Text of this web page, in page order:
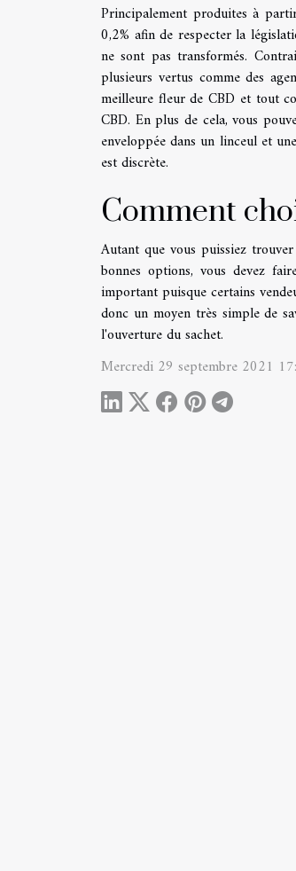
Principalement produites à
0,2% afin de respecter la
ne sont pas transformés.
plusieurs vertus comme des
meilleure fleur de CBD et tout
CBD. En plus de cela, vous
enveloppée dans un linceul et
est discrète.
Comment
Autant que vous puissiez
bonnes options, vous devez
important puisque certains
donc un moyen très simple de
l'ouverture du sachet.
Mercredi 29 septembre 2021